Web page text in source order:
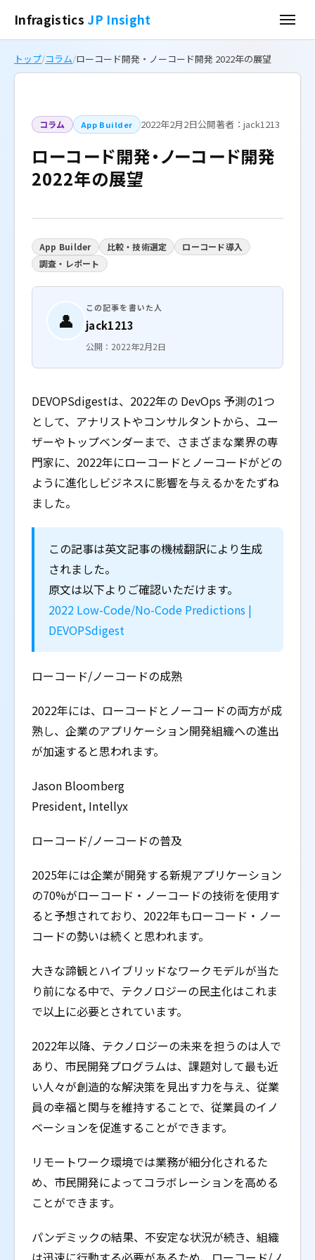
Infragistics JP Insight
トップ/コラム/ローコード開発・ノーコード開発 2022年の展望
コラム App Builder 2022年2月2日公開著者：jack1213
ローコード開発・ノーコード開発
2022年の展望
App Builder 比較・技術選定
ローコード導入
調査・レポート
👤
この記事を書いた人
jack1213
公開：2022年2月2日
DEVOPSdigestは、2022年の DevOps 予測の1つ
として、アナリストやコンサルタントから、ユー
ザーやトップベンダーまで、さまざまな業界の専
門家に、2022年にローコードとノーコードがどの
ように進化しビジネスに影響を与えるかをたずね
ました。
この記事は英文記事の機械翻訳により生成
されました。
原文は以下よりご確認いただけます。
2022 Low-Code/No-Code Predictions |
DEVOPSdigest
ローコード/ノーコードの成熟
2022年には、ローコードとノーコードの両方が成
熟し、企業のアプリケーション開発組織への進出
が加速すると思われます。
Jason Bloomberg
President, Intellyx
ローコード/ノーコードの普及
2025年には企業が開発する新規アプリケーション
の70%がローコード・ノーコードの技術を使用す
ると予想されており、2022年もローコード・ノー
コードの勢いは続くと思われます。
大きな諦観とハイブリッドなワークモデルが当た
り前になる中で、テクノロジーの民主化はこれま
で以上に必要とされています。
2022年以降、テクノロジーの未来を担うのは人で
あり、市民開発プログラムは、課題対して最も近
い人々が創造的な解決策を見出す力を与え、従業
員の幸福と関与を維持することで、従業員のイノ
ベーションを促進することができます。
リモートワーク環境では業務が細分化されるた
め、市民開発によってコラボレーションを高める
ことができます。
パンデミックの結果、不安定な状況が続き、組織